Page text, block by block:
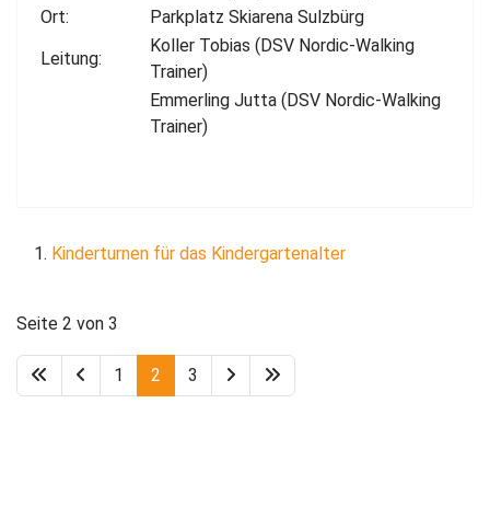
Ort:
Parkplatz Skiarena Sulzbürg
Leitung:
Koller Tobias (DSV Nordic-Walking
Trainer)
Emmerling Jutta (DSV Nordic-Walking
Trainer)
Kinderturnen für das Kindergartenalter
Seite 2 von 3
1 2 3